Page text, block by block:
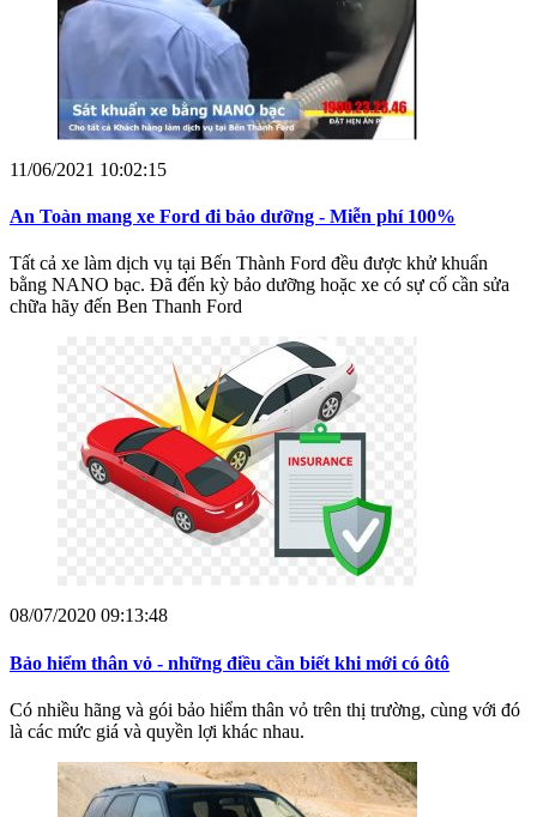
11/06/2021 10:02:15
An Toàn mang xe Ford đi bảo dưỡng - Miễn phí 100%
Tất cả xe làm dịch vụ tại Bến Thành Ford đều được khử khuẩn
bằng NANO bạc. Đã đến kỳ bảo dưỡng hoặc xe có sự cố cần sửa
chữa hãy đến Ben Thanh Ford
08/07/2020 09:13:48
Bảo hiểm thân vỏ - những điều cần biết khi mới có ôtô
Có nhiều hãng và gói bảo hiểm thân vỏ trên thị trường, cùng với đó
là các mức giá và quyền lợi khác nhau.